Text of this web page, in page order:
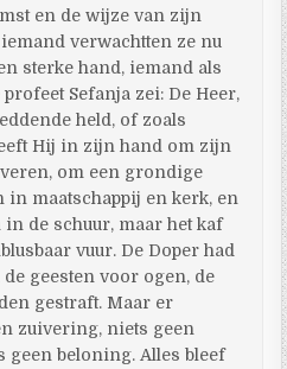
en de wijze van zijn
verwachtten ze nu
sterke hand, iemand als
Sefanja zei: De Heer,
held, of zoals
Hij in zijn hand om zijn
om een grondige
maatschappij en kerk, en
de schuur, maar het kaf
vuur. De Doper had
geesten voor ogen, de
gestraft. Maar er
zuivering, niets geen
geen beloning. Alles bleef